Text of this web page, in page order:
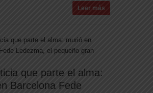
Leer más
que parte el alma:
Barcelona Fede